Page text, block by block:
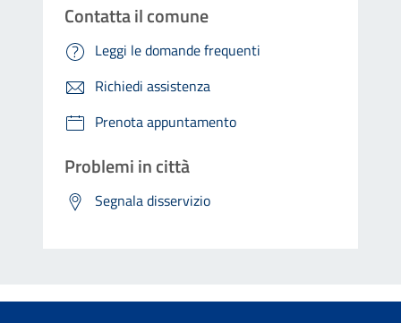
Contatta il comune
Leggi le domande frequenti
Richiedi assistenza
Prenota appuntamento
Problemi in città
Segnala disservizio